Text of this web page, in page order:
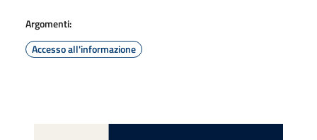
Argomenti:
Accesso all'informazione